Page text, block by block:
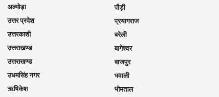
अल्मोड़ा
उत्तर प्रदेश
उत्तरकाशी
उत्तराखण्ड
उत्तराखण्ड
उधमसिंह नगर
ऋषिकेश
पौड़ी
प्रयागराज
बरेली
बागेश्वर
बाजपुर
भवाली
भीमताल